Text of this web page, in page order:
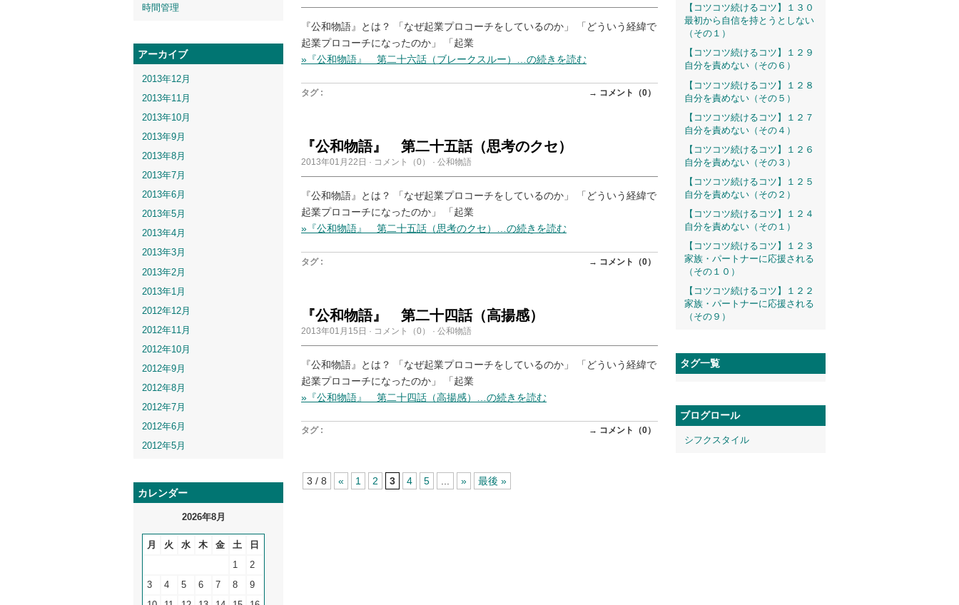
時間管理
アーカイブ
2013年12月
2013年11月
2013年10月
2013年9月
2013年8月
2013年7月
2013年6月
2013年5月
2013年4月
2013年3月
2013年2月
2013年1月
2012年12月
2012年11月
2012年10月
2012年9月
2012年8月
2012年7月
2012年6月
2012年5月
カレンダー
2026年8月
月 火 水 木 金 土
日
1
2
3
4 5 6 7 8
9
『公和物語』とは？ 「なぜ起業プロコーチをしているのか」 「どういう経緯で
起業プロコーチになったのか」 「起業
»『公和物語』 第二十六話（ブレークスルー）…の続きを読む
→ コメント（0）
タグ :
『公和物語』 第二十五話（思考のクセ）
2013年01月22日 · コメント（0） · 公和物語
『公和物語』とは？ 「なぜ起業プロコーチをしているのか」 「どういう経緯で
起業プロコーチになったのか」 「起業
»『公和物語』 第二十五話（思考のクセ）…の続きを読む
→ コメント（0）
タグ :
『公和物語』 第二十四話（高揚感）
2013年01月15日 · コメント（0） · 公和物語
『公和物語』とは？ 「なぜ起業プロコーチをしているのか」 「どういう経緯で
起業プロコーチになったのか」 「起業
»『公和物語』 第二十四話（高揚感）…の続きを読む
→ コメント（0）
タグ :
3 / 8 « 1 2 3 4 5 ... » 最後 »
【コツコツ続けるコツ】１３０
最初から自信を持とうとしない
（その１）
【コツコツ続けるコツ】１２９
自分を責めない（その６）
【コツコツ続けるコツ】１２８
自分を責めない（その５）
【コツコツ続けるコツ】１２７
自分を責めない（その４）
【コツコツ続けるコツ】１２６
自分を責めない（その３）
【コツコツ続けるコツ】１２５
自分を責めない（その２）
【コツコツ続けるコツ】１２４
自分を責めない（その１）
【コツコツ続けるコツ】１２３
家族・パートナーに応援される
（その１０）
【コツコツ続けるコツ】１２２
家族・パートナーに応援される
（その９）
タグ一覧
ブログロール
シフクスタイル